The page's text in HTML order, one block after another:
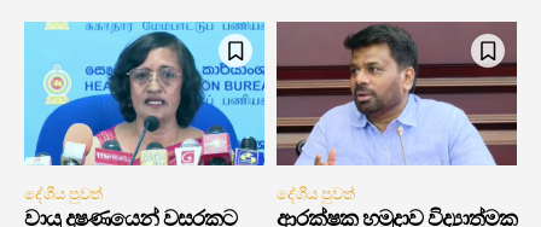
දේශීය පුවත්
වායු දූෂණයෙන් වසරකට
දේශීය පුවත්
ආරක්ෂක හමුදාව විද්‍යාත්මක